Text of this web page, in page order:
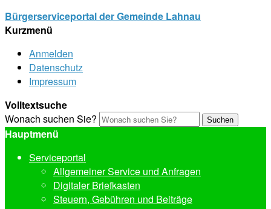
Bürgerserviceportal der Gemeinde Lahnau
Kurzmenü
Anmelden
Datenschutz
Impressum
Volltextsuche
Wonach suchen Sie?
Suchen
Hauptmenü
Serviceportal
Allgemeiner Service und Anfragen
Digitaler Briefkasten
Steuern, Gebühren und Beiträge